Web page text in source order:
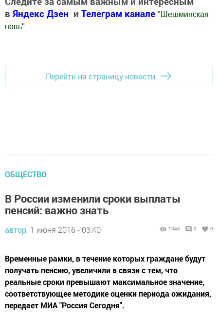
в Яндекс Дзен и Телеграм канале "Шешминская
новь"
Перейти на страницу новости
ОБЩЕСТВО
В России изменили сроки выплаты
пенсий: важно знать
автор, 1 июня 2016 - 03:40 1046 0 0
Временные рамки, в течение которых граждане будут
получать пенсию, увеличили в связи с тем, что
реальные сроки превышают максимальное значение,
соответствующее методике оценки периода ожидания,
передает МИА "Россия Сегодня".